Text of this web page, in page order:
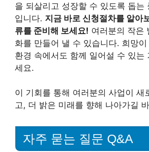
을 되살리고 성장할 수 있도록 돕는
입니다. 지금 바로 신청절차를 알아
류를 준비해 보세요! 여러분의 작은
화를 만들어 낼 수 있습니다. 희망
환경 속에서도 함께 일어설 수 있는
세요.
이 기회를 통해 여러분의 사업이 새
고, 더 밝은 미래를 향해 나아가길
자주 묻는 질문 Q&A